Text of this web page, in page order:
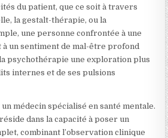
du patient, que ce soit à travers
la gestalt-thérapie, ou la
une personne confrontée à une
un sentiment de mal-être profond
psychothérapie une exploration plus
internes et de ses pulsions
médecin spécialisé en santé mentale.
dans la capacité à poser un
combinant l’observation clinique